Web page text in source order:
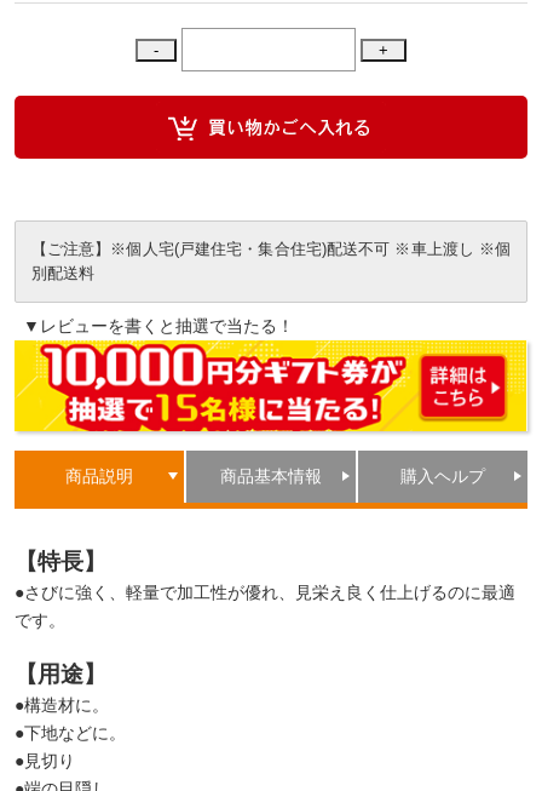
【ご注意】※個人宅(戸建住宅・集合住宅)配送不可 ※車上渡し ※個
別配送料
▼レビューを書くと抽選で当たる！
商品説明 商品基本情報 購入ヘルプ
【特長】
●さびに強く、軽量で加工性が優れ、見栄え良く仕上げるのに最適
です。
【用途】
●構造材に。
●下地などに。
●見切り